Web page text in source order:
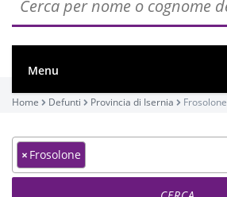
Menu
Home Defunti Provincia di Isernia Frosolone
× Frosolone